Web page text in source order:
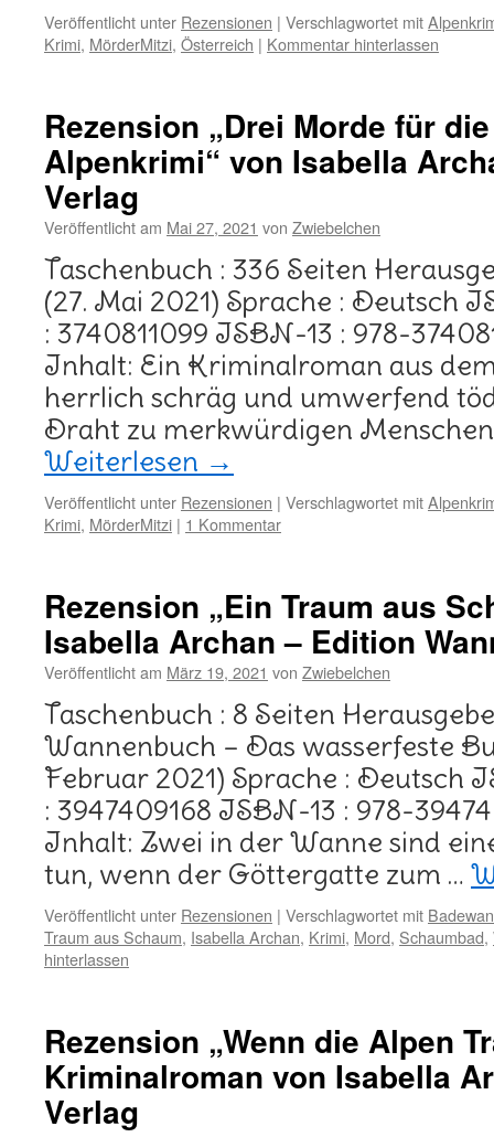
Veröffentlicht unter Rezensionen | Verschlagwortet mit
Krimi, MörderMitzi, Österreich | Kommentar hinterlassen
Rezension „Drei Morde für
Alpenkrimi“ von Isabella
Verlag
Veröffentlicht am Mai 27, 2021 von Zwiebelchen
Taschenbuch : 336 Seiten
(27. Mai 2021) Sprache : Deutsch
: 3740811099 ISBN-13 : 978-
Inhalt: Ein Kriminalroman aus
herrlich schräg und umwerfend
Draht zu merkwürdigen
Weiterlesen →
Veröffentlicht unter Rezensionen | Verschlagwortet mit
Krimi, MörderMitzi | 1 Kommentar
Rezension „Ein Traum aus
Isabella Archan – Edition
Veröffentlicht am März 19, 2021 von Zwiebelchen
Taschenbuch : 8 Seiten
Wannenbuch – Das wasserfeste
Februar 2021) Sprache : Deutsch
: 3947409168 ISBN-13 : 978-
Inhalt: Zwei in der Wanne sind
tun, wenn der Göttergatte zum …
Veröffentlicht unter Rezensionen | Verschlagwortet mit
Traum aus Schaum, Isabella Archan, Krimi, Mord, Schaumbad,
hinterlassen
Rezension „Wenn die Alpen
Kriminalroman von Isabella
Verlag